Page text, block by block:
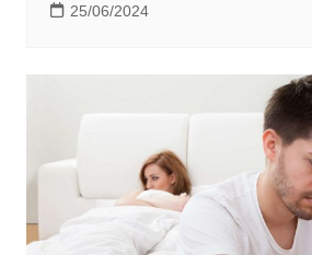
25/06/2024